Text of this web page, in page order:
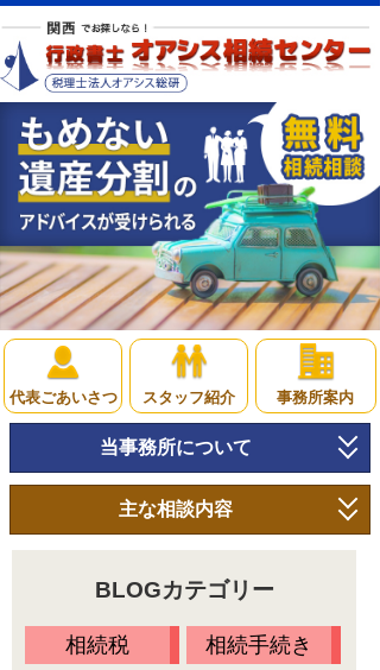
代表ごあいさつ スタッフ紹介 事務所案内
当事務所について
トップページ
相続の流れ
当事務所に依頼するメリット
主な相談内容
相続方法の決定
BLOGカテゴリー
相続税
相続手続き